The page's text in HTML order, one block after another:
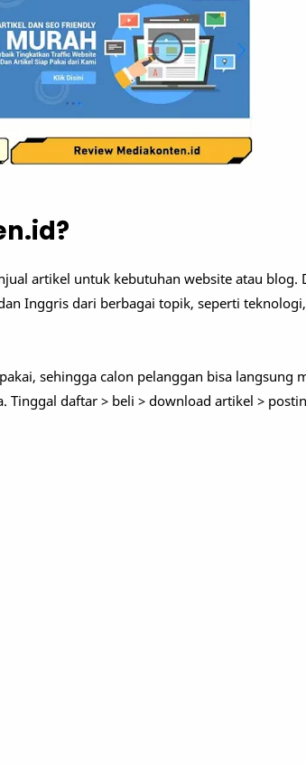
artikel untuk kebutuhan website atau blog.
Inggris dari berbagai topik, seperti
sehingga calon pelanggan bisa langsung
daftar > beli > download artikel >